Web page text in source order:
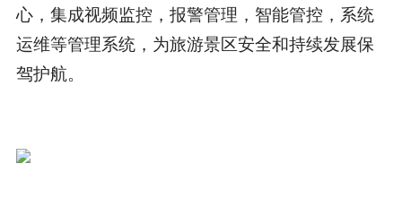
心，集成视频监控，报警管理，智能管控，系统
运维等管理系统，为旅游景区安全和持续发展保
驾护航。